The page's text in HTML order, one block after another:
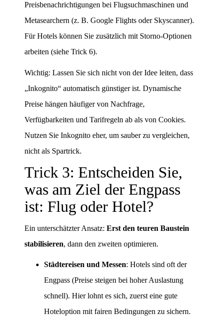
Preisbenachrichtigungen bei Flugsuchmaschinen und
Metasearchern (z. B. Google Flights oder Skyscanner).
Für Hotels können Sie zusätzlich mit Storno-Optionen
arbeiten (siehe Trick 6).
Wichtig: Lassen Sie sich nicht von der Idee leiten, dass
„Inkognito“ automatisch günstiger ist. Dynamische
Preise hängen häufiger von Nachfrage,
Verfügbarkeiten und Tarifregeln ab als von Cookies.
Nutzen Sie Inkognito eher, um sauber zu vergleichen,
nicht als Spartrick.
Trick 3: Entscheiden Sie,
was am Ziel der Engpass
ist: Flug oder Hotel?
Ein unterschätzter Ansatz: Erst den teuren Baustein
stabilisieren, dann den zweiten optimieren.
Städtereisen und Messen: Hotels sind oft der
Engpass (Preise steigen bei hoher Auslastung
schnell). Hier lohnt es sich, zuerst eine gute
Hoteloption mit fairen Bedingungen zu sichern.